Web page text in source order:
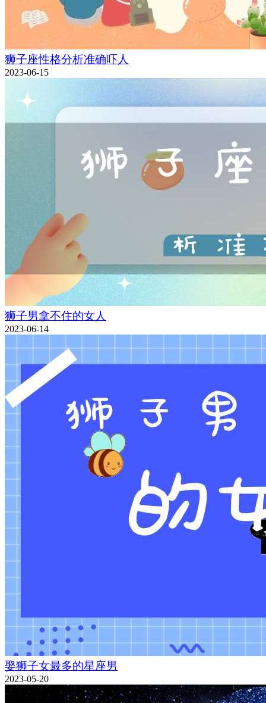
狮子座性格分析准确吓人
2023-06-15
狮子男拿不住的女人
2023-06-14
娶狮子女最多的星座男
2023-05-20